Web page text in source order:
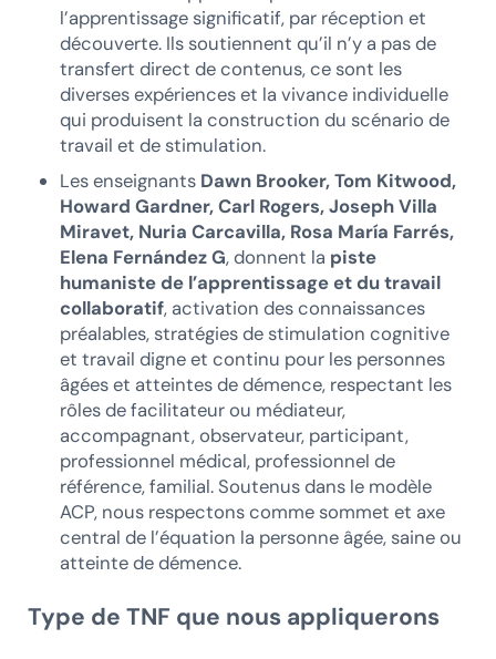
l’apprentissage significatif, par réception et
découverte. Ils soutiennent qu’il n’y a pas de
transfert direct de contenus, ce sont les
diverses expériences et la vivance individuelle
qui produisent la construction du scénario de
travail et de stimulation.
Les enseignants Dawn Brooker, Tom Kitwood,
Howard Gardner, Carl Rogers, Joseph Villa
Miravet, Nuria Carcavilla, Rosa María Farrés,
Elena Fernández G, donnent la piste
humaniste de l’apprentissage et du travail
collaboratif, activation des connaissances
préalables, stratégies de stimulation cognitive
et travail digne et continu pour les personnes
âgées et atteintes de démence, respectant les
rôles de facilitateur ou médiateur,
accompagnant, observateur, participant,
professionnel médical, professionnel de
référence, familial. Soutenus dans le modèle
ACP, nous respectons comme sommet et axe
central de l’équation la personne âgée, saine ou
atteinte de démence.
Type de TNF que nous appliquerons